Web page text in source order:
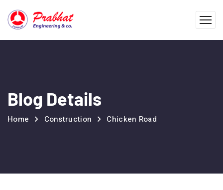
Blog Details
Home Construction Chicken Road